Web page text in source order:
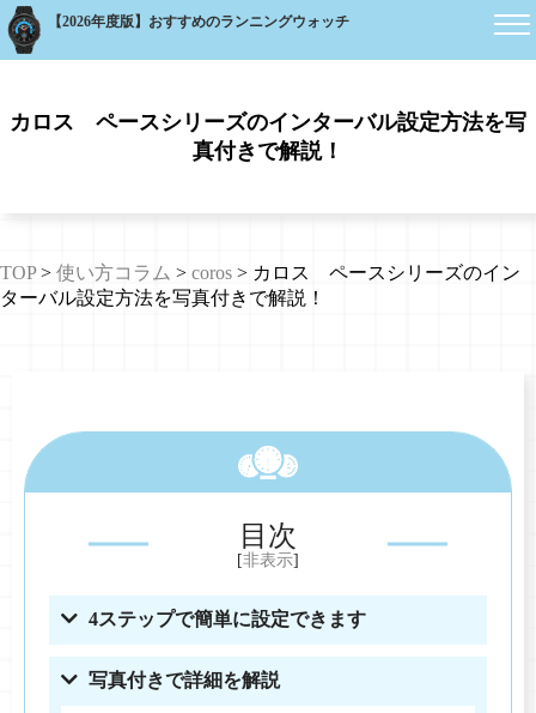
【2026年度版】おすすめのランニングウォッチ
カロス ペースシリーズのインターバル設定方法を写
真付きで解説！
TOP> 使い方コラム > coros > カロス ペースシリーズのイン
ターバル設定方法を写真付きで解説！
目次
[非表示]
4ステップで簡単に設定できます
写真付きで詳細を解説